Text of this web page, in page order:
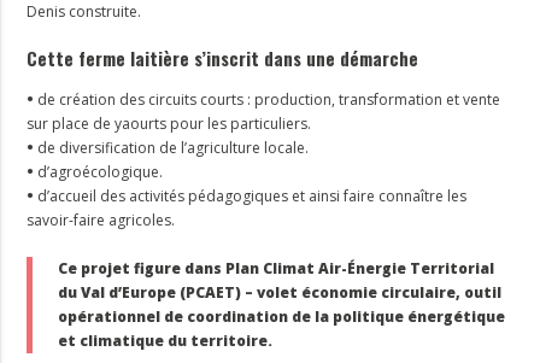
Denis construite.
Cette ferme laitière s’inscrit dans une démarche
• de création des circuits courts : production, transformation et vente
sur place de yaourts pour les particuliers.
• de diversification de l’agriculture locale.
• d’agroécologique.
• d’accueil des activités pédagogiques et ainsi faire connaître les
savoir-faire agricoles.
Ce projet figure dans Plan Climat Air-Énergie Territorial
du Val d’Europe (PCAET) – volet économie circulaire, outil
opérationnel de coordination de la politique énergétique
et climatique du territoire.